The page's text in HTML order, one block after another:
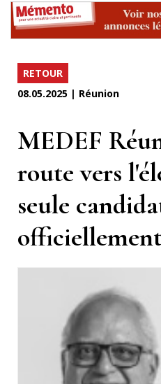
RETOUR
08.05.2025 | Réunion
MEDEF
route vers
seule